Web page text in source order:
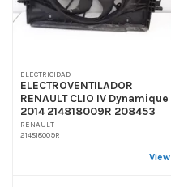
ELECTRICIDAD
ELECTROVENTILADOR
RENAULT CLIO IV Dynamique
2014 214818009R 208453
RENAULT
214818009R
View